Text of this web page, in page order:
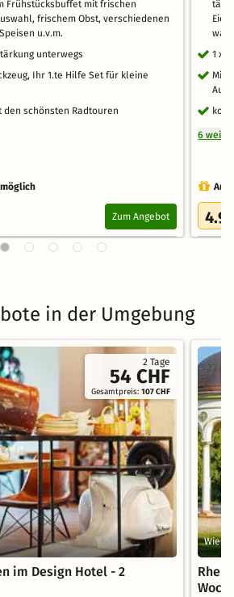
Frühstücksbuffet mit frischen
frischem Obst, verschiedenen
u.v.m.
unterwegs
Ihr 1.te Hilfe Set für kleine
den schönsten Radtouren
Zum Angebot
1 x
6
4.9
in der Umgebung
2 Tage
54 CHF
Gesamtpreis:107 CHF
im Design Hotel - 2